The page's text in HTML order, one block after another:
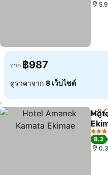
จาก ฿987
ดูราคาจาก 8 เว็บไซต์
แชร์
3 ดาว
8.2